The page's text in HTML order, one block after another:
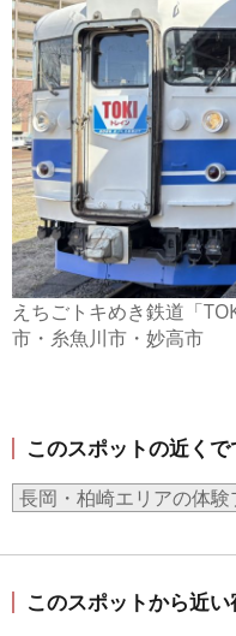
えちごトキめき鉄道「
市・糸魚川市・妙高市
このスポットの近く
長岡・柏崎エリアの体
このスポットから近